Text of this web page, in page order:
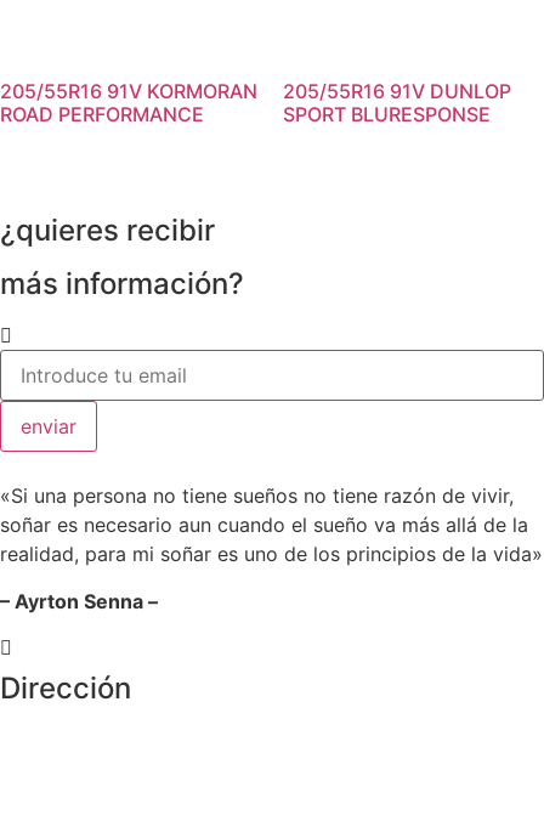
205/55R16 91V KORMORAN
ROAD PERFORMANCE
205/55R16 91V DUNLOP
SPORT BLURESPONSE
¿quieres recibir
más información?
enviar
«Si una persona no tiene sueños no tiene razón de vivir,
soñar es necesario aun cuando el sueño va más allá de la
realidad, para mi soñar es uno de los principios de la vida»
– Ayrton Senna –
Dirección